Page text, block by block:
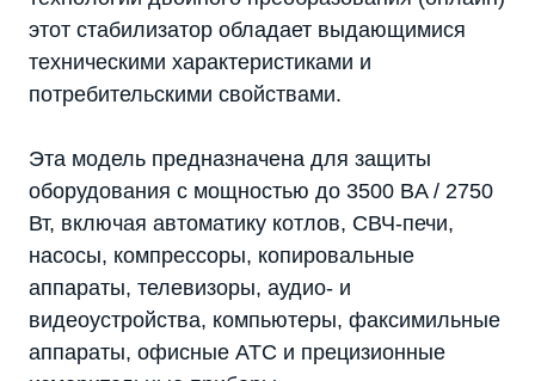
этот стабилизатор обладает выдающимися
техническими характеристиками и
потребительскими свойствами.
Эта модель предназначена для защиты
оборудования с мощностью до 3500 ВA / 2750
Вт, включая автоматику котлов, СВЧ-печи,
насосы, компрессоры, копировальные
аппараты, телевизоры, аудио- и
видеоустройства, компьютеры, факсимильные
аппараты, офисные АТС и прецизионные